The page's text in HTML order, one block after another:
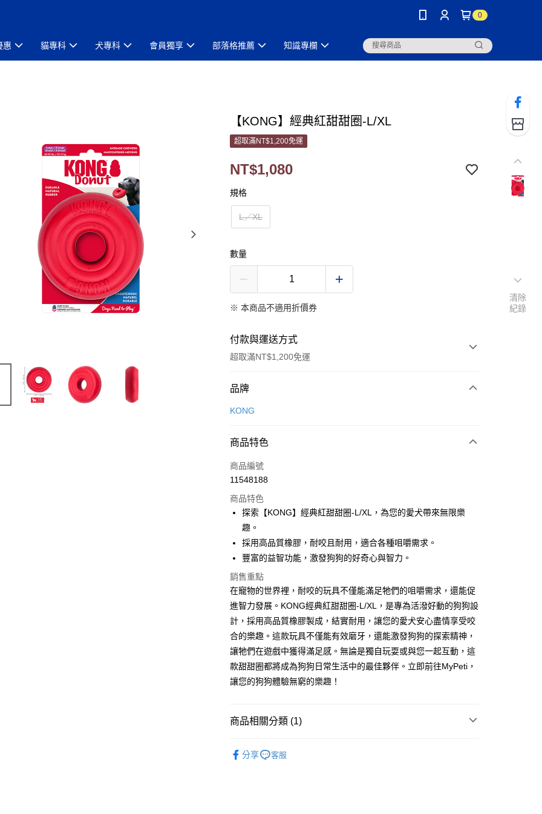
0
惠 貓專科 犬專科 會員獨享 部落格推薦 知識專欄
【KONG】經典紅甜甜圈-L/XL
超取滿NT$1,200免運
NT$1,080
規格
L／XL
數量
※ 本商品不適用折價券
付款與運送方式
超取滿NT$1,200免運
付款方式
信用卡一次付款
合作金庫商業銀行
華南商業銀行
上海商業儲蓄銀行
國泰世華商業銀行
兆豐國際商業銀行
臺灣中小企業銀行
聯邦商業銀行
遠東國際商業銀行
元大商業銀行
永豐商業銀行
玉山商業銀行
台新國際商業銀行
中國信託商業銀行
6 期 0 利率 每期
華南商業銀行
上海商業儲蓄銀行
台北富邦商業銀行
國泰世華商業銀行
臺灣中小企業銀行
台中商業銀行
匯豐（台灣）商業銀行
華泰商業銀行
元大商業銀行
玉山商業銀行
星展（台灣）商業銀行
台新國際商業銀行
中國信託商業銀行
台灣樂天信用卡公司
合作金庫商業銀行
第一商業銀行
華南商業銀行
彰化商業銀行
上海商業儲蓄銀行
國泰世華商業銀行
兆豐國際商業銀行
臺灣中小企業銀行
台中商業銀行
聯邦商業銀行
元大商業銀行
永豐商業銀行
玉山商業銀行
星展（台灣）商業銀行
台新國際商業銀行
中國信託商業銀行
台灣樂天信用卡公司
24 期 0 利率 每期
合作金庫商業銀行
華南商業銀行
彰化商業銀行
上海商業儲蓄銀行
台北富邦商業銀行
兆豐國際商業銀行
臺灣中小企業銀行
台中商業銀行
華泰商業銀行
聯邦商業銀行
遠東國際商業銀行
元大商業銀行
星展（台灣）商業銀行
台新國際商業銀行
中國信託商業銀行
台灣樂天信用卡公司
超商取貨付款
LINE Pay
Apple Pay
貨到付款
運送方式
全家取貨付款
每筆NT$70，滿NT$1,200(含以上)免運費
每筆NT$70，滿NT$1,200(含以上)免運費
品牌
KONG
商品特色
商品編號
11548188
商品特色
探索【KONG】經典紅甜甜圈-L/XL，為您的愛犬帶來無限樂
趣。
採用高品質橡膠，耐咬且耐用，適合各種咀嚼需求。
豐富的益智功能，激發狗狗的好奇心與智力。
銷售重點
在寵物的世界裡，耐咬的玩具不僅能滿足牠們的咀嚼需求，還能促
進智力發展。KONG經典紅甜甜圈-L/XL，是專為活潑好動的狗狗設
計，採用高品質橡膠製成，結實耐用，讓您的愛犬安心盡情享受咬
合的樂趣。這款玩具不僅能有效磨牙，還能激發狗狗的探索精神，
讓牠們在遊戲中獲得滿足感。無論是獨自玩耍或與您一起互動，這
款甜甜圈都將成為狗狗日常生活中的最佳夥伴。立即前往MyPeti，
讓您的狗狗體驗無窮的樂趣！
商品相關分類 (1)
分享
客服
清除
紀錄